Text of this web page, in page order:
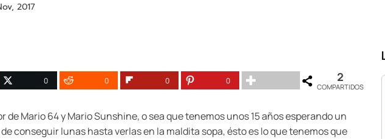
2017
0 0 0 0 2
COMPARTIDOS
de Mario 64 y Mario Sunshine, o sea que tenemos unos 15 años esperando un
conseguir lunas hasta verlas en la maldita sopa, ésto es lo que tenemos que